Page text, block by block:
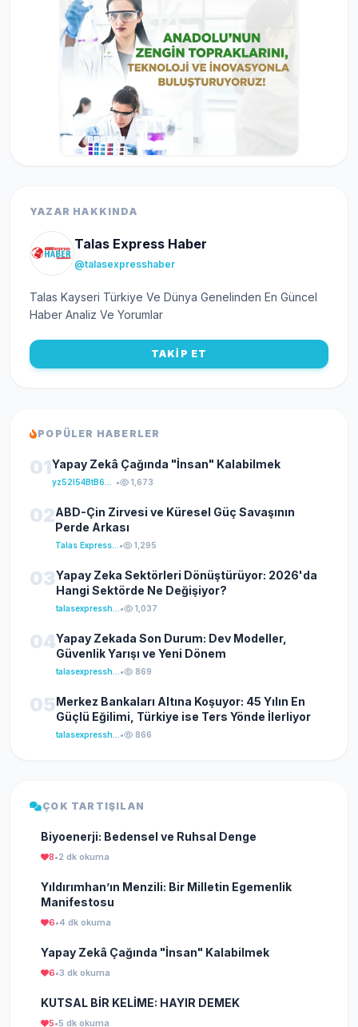
YAZAR HAKKINDA
Talas Express Haber
@talasexpresshaber
Talas Kayseri Türkiye Ve Dünya Genelinden En Güncel
Haber Analiz Ve Yorumlar
TAKİP ET
POPÜLER HABERLER
01Yapay Zekâ Çağında "İnsan" Kalabilmek
• 1,673
02ABD-Çin Zirvesi ve Küresel Güç Savaşının
Perde Arkası
• 1,295
03Yapay Zeka Sektörleri Dönüştürüyor: 2026'da
Hangi Sektörde Ne Değişiyor?
• 1,037
04Yapay Zekada Son Durum: Dev Modeller,
Güvenlik Yarışı ve Yeni Dönem
• 869
05Merkez Bankaları Altına Koşuyor: 45 Yılın En
Güçlü Eğilimi, Türkiye ise Ters Yönde İlerliyor
• 866
ÇOK TARTIŞILAN
Biyoenerji: Bedensel ve Ruhsal Denge
8•2 dk okuma
Yıldırımhan’ın Menzili: Bir Milletin Egemenlik
Manifestosu
6•4 dk okuma
Yapay Zekâ Çağında "İnsan" Kalabilmek
6•3 dk okuma
KUTSAL BİR KELİME: HAYIR DEMEK
5•5 dk okuma